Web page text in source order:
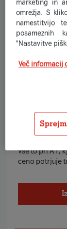
Če razmišljaš
trenutek za
Ob nakupu
telefona in
Vse to pri A1,
ceno potrjuje
marketing in
omrežja. S
namestitvijo
posameznih
"Nastavitve
Več informacij